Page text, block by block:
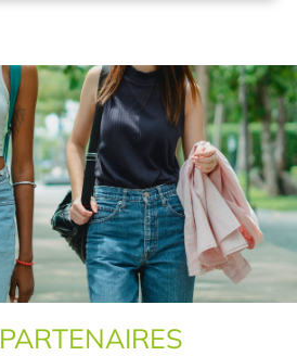
PARTENAIRES